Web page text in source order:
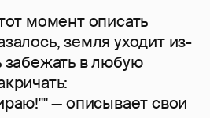
момент описать
земля уходит из-
забежать в любую
— описывает свои